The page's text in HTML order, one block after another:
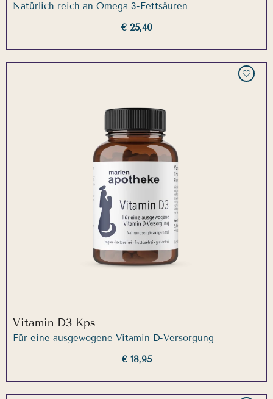
Natürlich reich an Omega 3-Fettsäuren
€ 25,40
Vitamin D3 Kps
Für eine ausgewogene Vitamin D-Versorgung
€ 18,95